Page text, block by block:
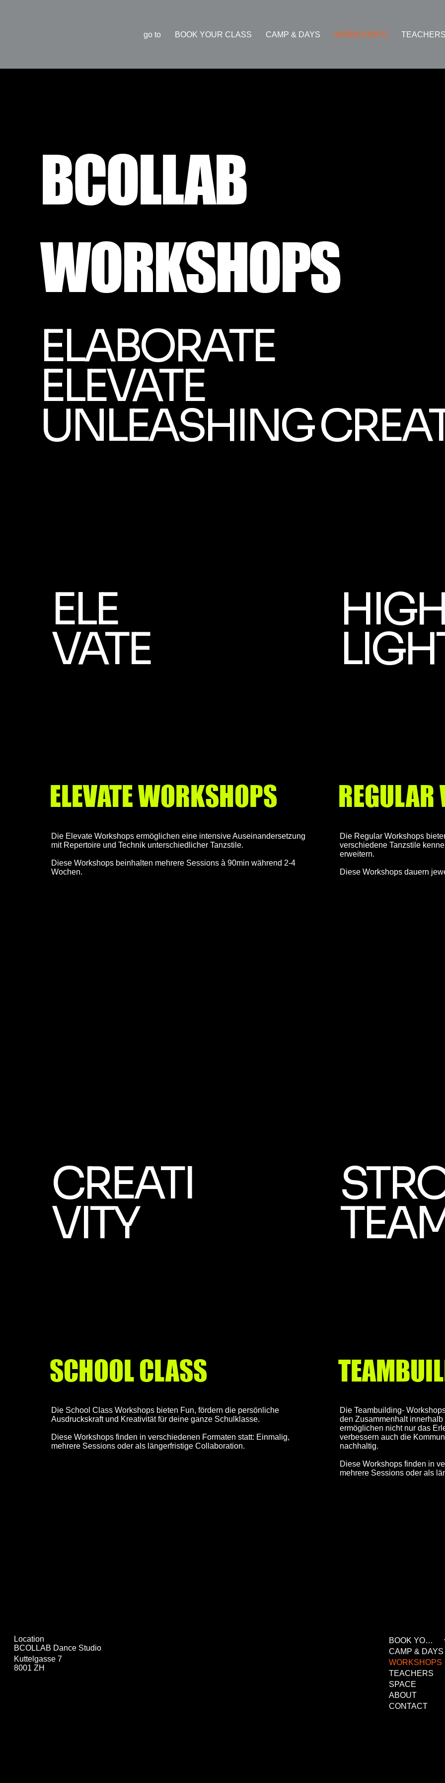
go to BOOK YOUR CLASS CAMP & DAYS WORKSHOPS
BCOLLAB
WORKSHOPS
ELABORATE
ELEVATE
UNLEASHING
ELE
VATE
ELEVATE WORKSHOPS
Die Elevate Workshops ermöglichen eine intensive Auseinandersetzung
mit Repertoire und Technik unterschiedlicher Tanzstile.
Diese Workshops beinhalten mehrere Sessions à 90min während 2-4
Wochen.
Die Regular Workshops
verschiedene Tanzstile
erweitern.
Diese Workshops dauern
CREATI
VITY
SCHOOL CLASS
Die School Class Workshops bieten Fun, fördern die persönliche
Ausdruckskraft und Kreativität für deine ganze Schulklasse.
Diese Workshops finden in verschiedenen Formaten statt: Einmalig,
mehrere Sessions oder als längerfristige Collaboration.
Die Teambuilding-
den Zusammenhalt
ermöglichen nicht nur das
verbessern auch die
nachhaltig.
Diese Workshops finden in
mehrere Sessions oder als
Location
BCOLLAB Dance Studio
Kuttelgasse 7
8001 ZH
BOOK YOUR CLASS
CAMP & DAYS
WORKSHOPS
TEACHERS
SPACE
ABOUT
CONTACT